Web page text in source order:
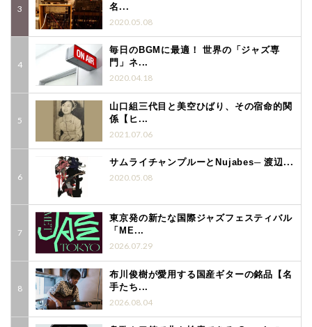
名...
2020.05.08
毎日のBGMに最適！ 世界の「ジャズ専
門」ネ...
2020.04.18
山口組三代目と美空ひばり、その宿命的関
係【ヒ...
2021.07.06
サムライチャンプルーとNujabes─ 渡辺...
2020.05.08
東京発の新たな国際ジャズフェスティバル
「ME...
2026.07.29
布川俊樹が愛用する国産ギターの銘品【名
手たち...
2026.08.04